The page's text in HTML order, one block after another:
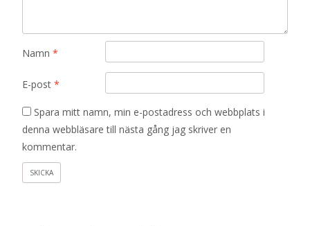
Namn *
E-post *
Spara mitt namn, min e-postadress och webbplats i
denna webbläsare till nästa gång jag skriver en
kommentar.